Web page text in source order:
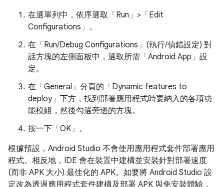
在選單列中，依序選取「Run」>「Edit
Configurations」 。
在「Run/Debug Configurations」(執行/偵錯設定) 對
話方塊的左側面板中，選取所需「Android App」 設
定。
在「General」 分頁的「Dynamic features to
deploy」 下方，找到部署應用程式時要納入的各項功
能模組，然後勾選旁邊的方塊。
按一下「OK」 。
根據預設，Android Studio 不會使用應用程式套件部署應用
程式。相反地，IDE 會在裝置中建構並安裝針對部署速度
(而非 APK 大小) 最佳化的 APK。如要將 Android Studio 設
定改為透過應用程式套件建構及部署 APK 與免安裝體驗，